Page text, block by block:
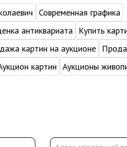
Современная графика
антиквариата
Купить
картин на аукционе
картин Аукционы